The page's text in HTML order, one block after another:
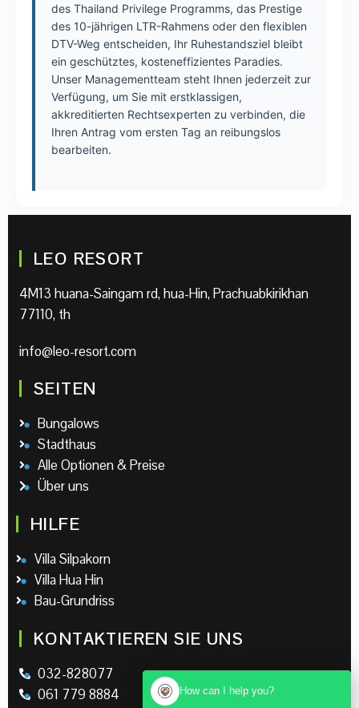
des Thailand Privilege Programms, das Prestige
des 10-jährigen LTR-Rahmens oder den flexiblen
DTV-Weg entscheiden, Ihr Ruhestandsziel bleibt
ein geschütztes, kosteneffizientes Paradies.
Unser Managementteam steht Ihnen jederzeit zur
Verfügung, um Sie mit erstklassigen,
akkreditierten Rechtsexperten zu verbinden, die
Ihren Antrag vom ersten Tag an reibungslos
bearbeiten.
LEO RESORT
4M13 huana-Saingam rd, hua-Hin, Prachuabkirikhan
77110, th
info@leo-resort.com
SEITEN
Bungalows
Stadthaus
Alle Optionen & Preise
Über uns
HILFE
Villa Silpakorn
Villa Hua Hin
Bau-Grundriss
KONTAKTIEREN SIE UNS
032-828077
061 779 8884
How can I help you?